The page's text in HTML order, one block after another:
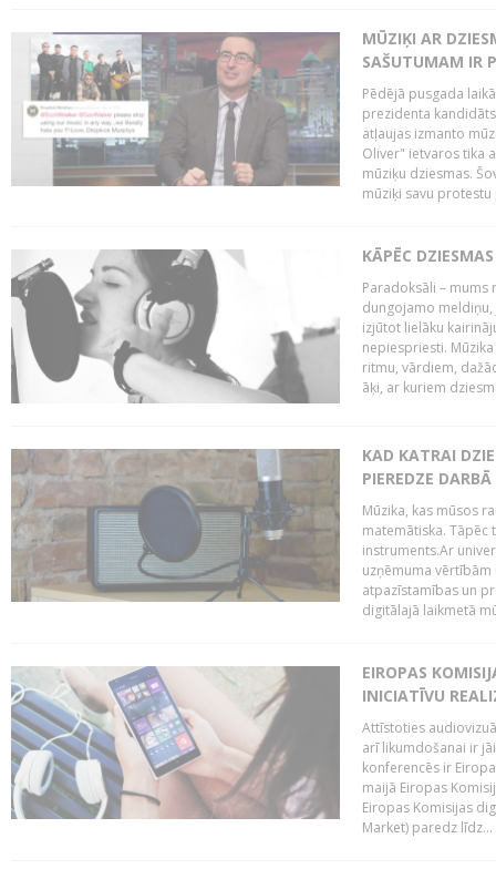
MŪZIĶI AR
SAŠUTUMAM IR
Pēdējā pusgada
prezidenta
atļaujas izmanto
Oliver" ietvaros tika
mūziķu dziesmas.
mūziķi savu
KĀPĒC
Paradoksāli – mums
dungojamo
izjūtot lielāku
nepiespriesti.
ritmu, vārdiem,
āķi, ar kuriem
KAD KATRAI
PIEREDZE
Mūzika, kas mūsos
matemātiska. Tāpēc
instruments.Ar
uzņēmuma
atpazīstamības un
digitālajā laikmetā
EIROPAS
INICIATĪVU
Attīstoties
arī likumdošanai ir
konferencēs ir
maijā Eiropas
Eiropas Komisijas
Market) paredz līdz...